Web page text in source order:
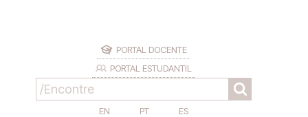
PORTAL DOCENTE
PORTAL ESTUDANTIL
EN PT ES